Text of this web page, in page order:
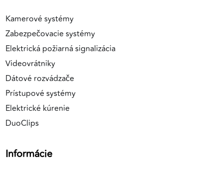
Kamerové systémy
Zabezpečovacie systémy
Elektrická požiarná signalizácia
Videovrátniky
Dátové rozvádzače
Prístupové systémy
Elektrické kúrenie
DuoClips
Informácie